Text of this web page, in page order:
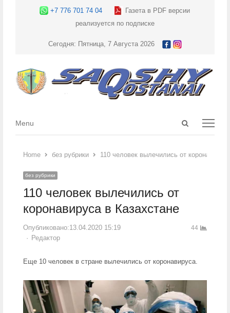
+7 776 701 74 04
Газета в PDF версии
реализуется по подписке
Сегодня: Пятница, 7 Августа 2026
Open
Menu
Menu
Home без рубрики 110 человек вылечились от
без рубрики
110 человек вылечились от
коронавируса в Казахстане
Опубликовано:13.04.2020 15:19
Author
Редактор
44
Еще 10 человек в стране вылечились от коронавируса.